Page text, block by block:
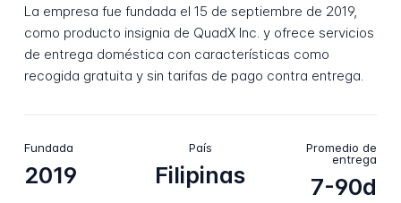
La empresa fue fundada el 15 de septiembre de 2019,
como producto insignia de QuadX Inc. y ofrece servicios
de entrega doméstica con características como
recogida gratuita y sin tarifas de pago contra entrega.
Fundada
2019
País
Filipinas
Promedio de
entrega
7-90d